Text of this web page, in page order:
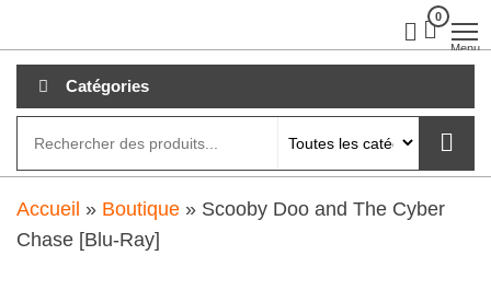
au
contenu
0
Menu
Catégories
Accueil » Boutique » Scooby Doo and The Cyber
Chase [Blu-Ray]